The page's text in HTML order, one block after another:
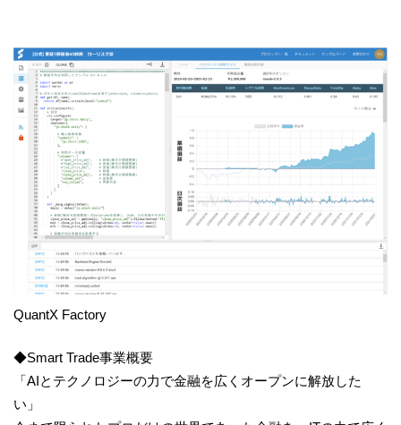
QuantX Factory
◆Smart Trade事業概要
「AIとテクノロジーの力で金融を広くオープンに解放した
い」